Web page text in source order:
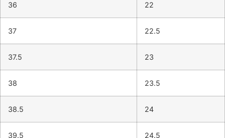
36 22
37 22.5
37.5 23
38 23.5
38.5 24
39.5 24.5